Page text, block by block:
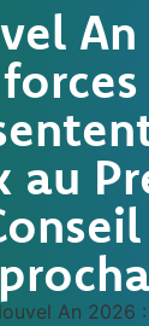
An
An 2026